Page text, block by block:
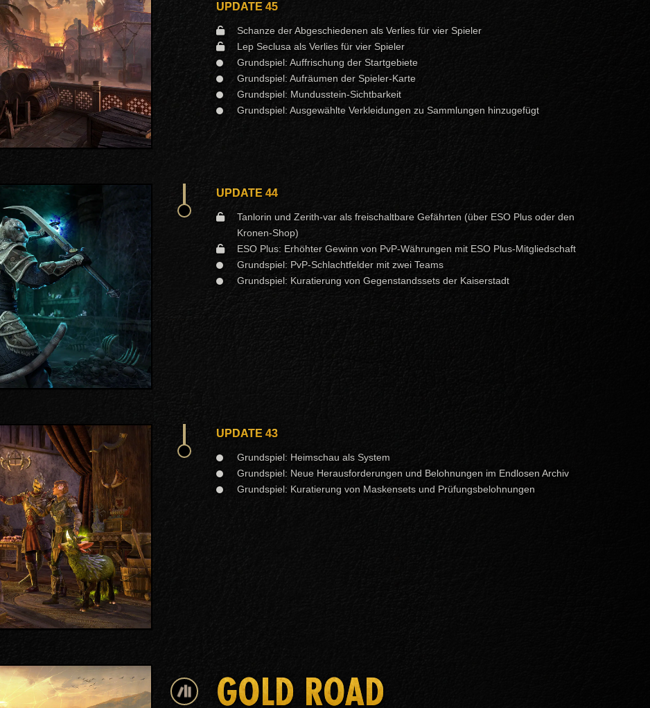
UPDATE 45
Schanze der Abgeschiedenen als Verlies für vier Spieler
Lep Seclusa als Verlies für vier Spieler
Grundspiel: Auffrischung der Startgebiete
Grundspiel: Aufräumen der Spieler-Karte
Grundspiel: Mundusstein-Sichtbarkeit
Grundspiel: Ausgewählte Verkleidungen zu Sammlungen hinzugefügt
UPDATE 44
Tanlorin und Zerith-var als freischaltbare Gefährten (über ESO Plus oder den
Kronen-Shop)
ESO Plus: Erhöhter Gewinn von PvP-Währungen mit ESO Plus-Mitgliedschaft
Grundspiel: PvP-Schlachtfelder mit zwei Teams
Grundspiel: Kuratierung von Gegenstandssets der Kaiserstadt
UPDATE 43
Grundspiel: Heimschau als System
Grundspiel: Neue Herausforderungen und Belohnungen im Endlosen Archiv
Grundspiel: Kuratierung von Maskensets und Prüfungsbelohnungen
GOLD ROAD